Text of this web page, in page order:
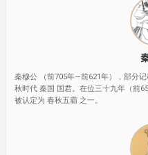
秦穆公 （前705年—前621年），部分
秋时代 秦国 国君。在位三十九年（前
被认定为 春秋五霸 之一。